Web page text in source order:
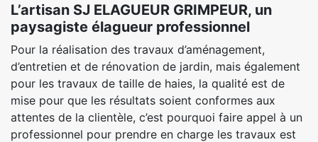
L’artisan SJ ELAGUEUR GRIMPEUR, un
paysagiste élagueur professionnel
Pour la réalisation des travaux d’aménagement,
d’entretien et de rénovation de jardin, mais également
pour les travaux de taille de haies, la qualité est de
mise pour que les résultats soient conformes aux
attentes de la clientèle, c’est pourquoi faire appel à un
professionnel pour prendre en charge les travaux est